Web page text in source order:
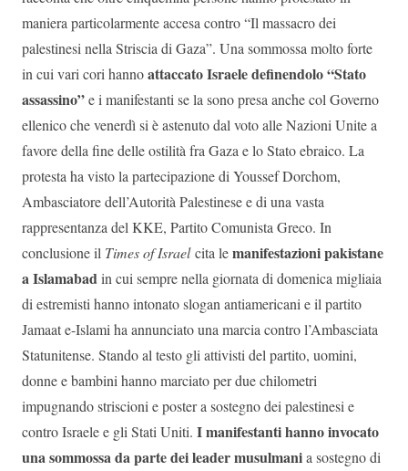
maniera particolarmente accesa contro “Il massacro dei
palestinesi nella Striscia di Gaza”. Una sommossa molto forte
in cui vari cori hannoattaccato Israele definendolo “Stato
assassino”e i manifestanti se la sono presa anche col Governo
ellenico che venerdì si è astenuto dal voto alle Nazioni Unite a
favore della fine delle ostilità fra Gaza e lo Stato ebraico. La
protesta ha visto la partecipazione di Youssef Dorchom,
Ambasciatore dell’Autorità Palestinese e di una vasta
rappresentanza del KKE, Partito Comunista Greco. In
conclusione il Times of Israelcita lemanifestazioni pakistane
a Islamabadin cui sempre nella giornata di domenica migliaia
di estremisti hanno intonato slogan antiamericani e il partito
Jamaat e-Islami ha annunciato una marcia contro l’Ambasciata
Statunitense. Stando al testo gli attivisti del partito, uomini,
donne e bambini hanno marciato per due chilometri
impugnando striscioni e poster a sostegno dei palestinesi e
contro Israele e gli Stati Uniti. I manifestanti hanno invocato
una sommossa da parte dei leader musulmania sostegno di